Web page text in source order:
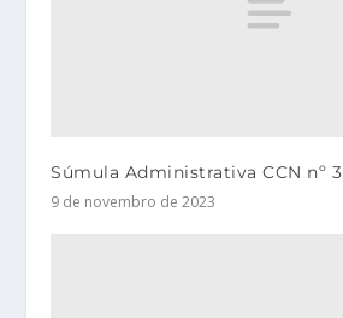
Súmula Administrativa CCN nº 3
9 de novembro de 2023